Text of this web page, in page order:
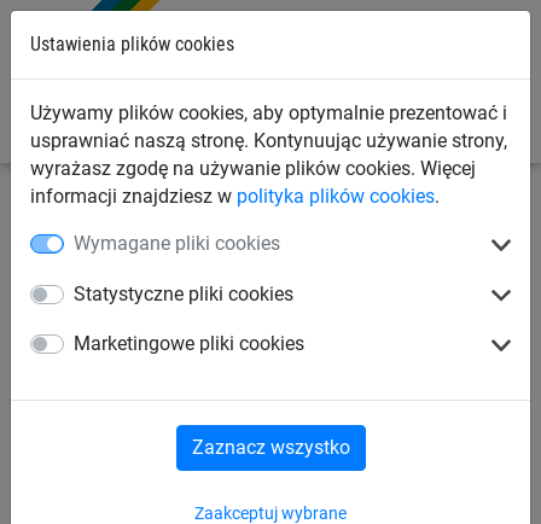
Ustawienia plików cookies
Używamy plików cookies, aby optymalnie prezentować i
usprawniać naszą stronę. Kontynuując używanie strony,
wyrażasz zgodę na używanie plików cookies. Więcej
informacji znajdziesz w polityka plików cookies.
Wymagane pliki cookies
Statystyczne pliki cookies
Marketingowe pliki cookies
Zaakceptuj wybrane
Zaznacz wszystko
robinii
Hamak gumowy,
do słupów z robinii